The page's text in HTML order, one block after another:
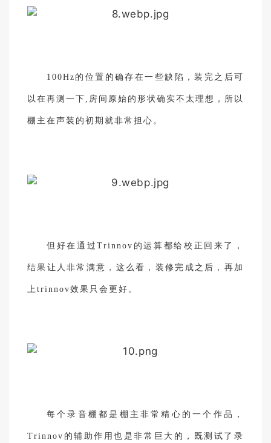
100Hz的位置的确存在一些缺陷，装完之后可
以在再测一下,房间原始的形状确实不太理想，所以
棚主在声装的初期就非常担心。
但好在通过Trinnov的运算都给校正回来了，
结果让人非常满意，这么看，装修完成之后，再加
上trinnov效果只会更好。
每个录音棚都是棚主非常精心的一个作品，
Trinnov的辅助作用也是非常巨大的，既测试了录